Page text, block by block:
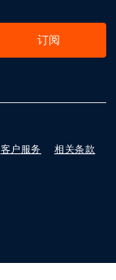
订阅
客户服务
相关条款